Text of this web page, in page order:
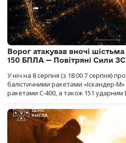
Ворог атакував вночі
150 БПЛА — Повітряні Сили
У ніч на 8 серпня (з 18:00 7 серпня)
балістичними ракетами «Іскандер-
ракетами С-400, а також 151 ударним